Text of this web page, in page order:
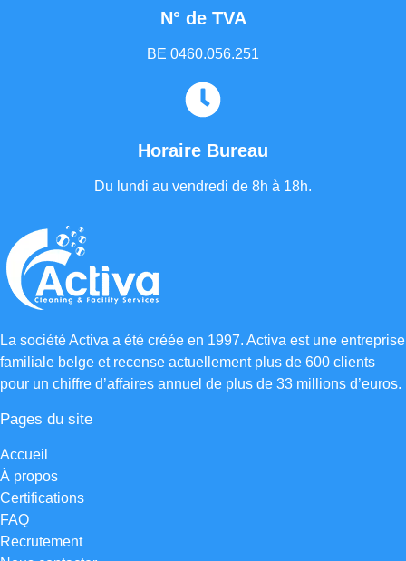
N° de TVA
BE 0460.056.251
Horaire Bureau
Du lundi au vendredi de 8h à 18h.
La société Activa a été créée en 1997. Activa est une entreprise
familiale belge et recense actuellement plus de 600 clients
pour un chiffre d’affaires annuel de plus de 33 millions d’euros.
Pages du site
Accueil
À propos
Certifications
FAQ
Recrutement